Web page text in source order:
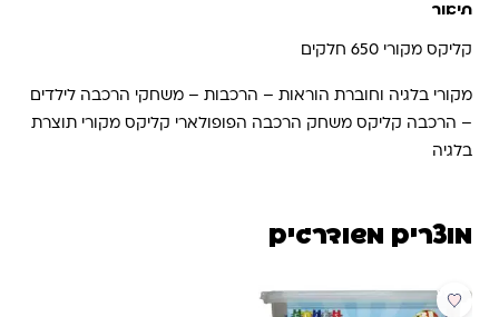
תיאור
קליקס מקורי 650 חלקים
מקורי בלגיה וחוברת הוראות – הרכבות – משחקי הרכבה לילדים
– הרכבה קליקס משחק הרכבה הפופולארי קליקס מקורי תוצרת
בלגיה
מוצרים משודרגים
מבצע